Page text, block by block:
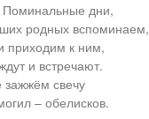
дни,
родных вспоминаем,
приходим к ним,
и встречают.
зажжём свечу
– обелисков.